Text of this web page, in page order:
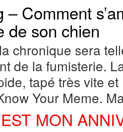
Comment
de son chien
chronique sera
de la fumisterie.
tapé très vite
Your Meme.
MON